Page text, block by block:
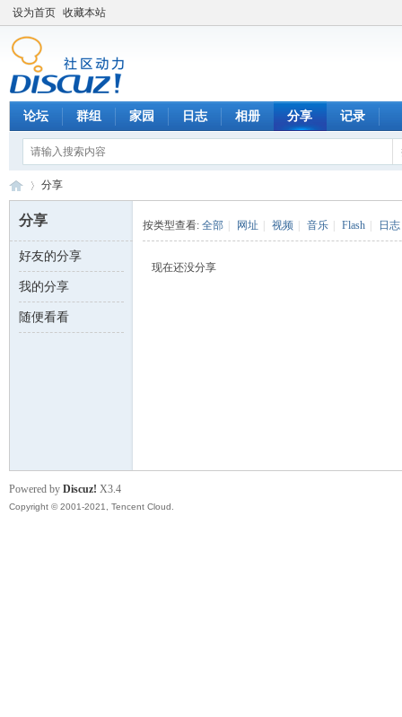
设为首页 收藏本站
论坛 群组 家园 日志 相册 分享 记录
数 ›
分享
分享
好友的分享
我的分享
随便看看
按类型查看: 全部 网址 视频 音乐 Flash 日志
现在还没分享
Powered by Discuz! X3.4
Copyright © 2001-2021, Tencent Cloud.